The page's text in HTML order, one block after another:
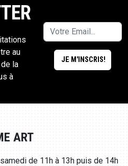
au
la
à
ART
de 11h à 13h puis de 14h